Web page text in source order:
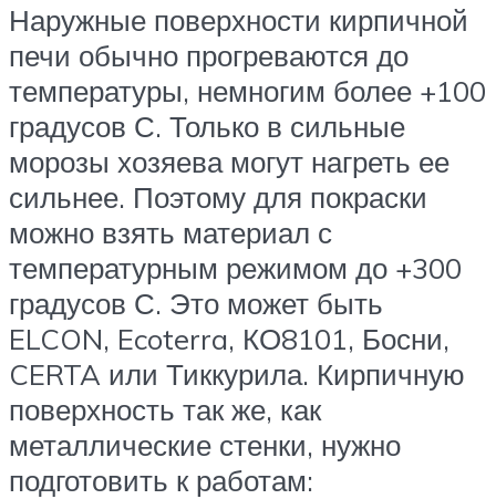
Наружные поверхности кирпичной
печи обычно прогреваются до
температуры, немногим более +100
градусов С. Только в сильные
морозы хозяева могут нагреть ее
сильнее. Поэтому для покраски
можно взять материал с
температурным режимом до +300
градусов С. Это может быть
ELCON, Ecoterra, КО8101, Босни,
CERTA или Тиккурила. Кирпичную
поверхность так же, как
металлические стенки, нужно
подготовить к работам: